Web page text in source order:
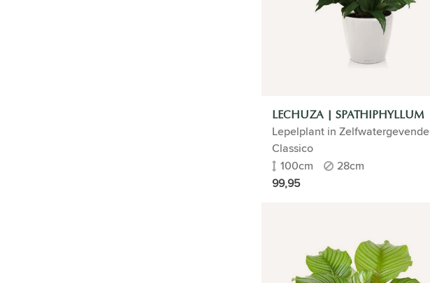
LECHUZA | SPATHIPHYLLUM
Lepelplant in Zelfwatergevende
Classico
100cm
28cm
99,95